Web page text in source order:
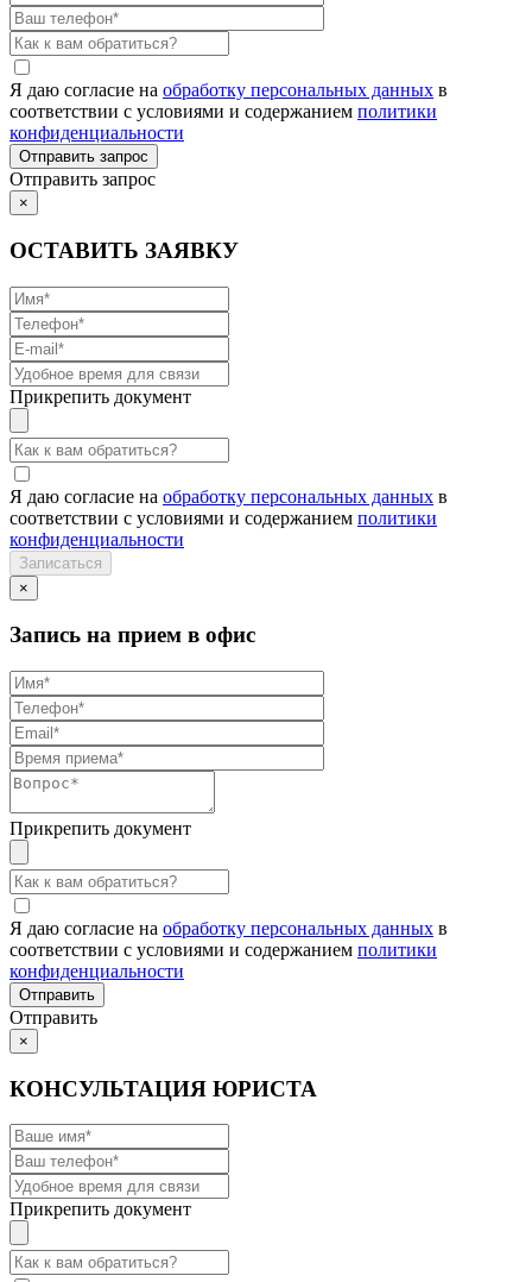
Я даю согласие на обработку персональных данных в
соответствии с условиями и содержанием политики
конфиденциальности
Отправить запрос
×
ОСТАВИТЬ ЗАЯВКУ
Прикрепить документ
Я даю согласие на обработку персональных данных в
соответствии с условиями и содержанием политики
конфиденциальности
×
Запись на прием в офис
Прикрепить документ
Я даю согласие на обработку персональных данных в
соответствии с условиями и содержанием политики
конфиденциальности
Отправить
×
КОНСУЛЬТАЦИЯ ЮРИСТА
Прикрепить документ